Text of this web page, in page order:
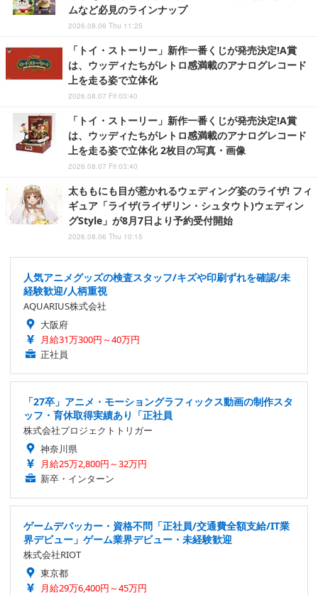
ムなど必見のラインナップ
2026.08.06 Thu 11:25
「トイ・ストーリー」新作一番くじが発売決定!A賞
は、ウッディたちがレトロ感満載のアナログレコード
上を走る姿で立体化
2026.08.07 Fri 03:40
「トイ・ストーリー」新作一番くじが発売決定!A賞
は、ウッディたちがレトロ感満載のアナログレコード
上を走る姿で立体化 2枚目の写真・画像
2026.08.07 Fri 03:40
太ももにも目が惹かれるウェディング姿のライザ! フィ
ギュア「ライザ(ライザリン・シュタウト)ウェディン
グStyle」が8月7日より予約受付開始
2026.08.06 Thu 10:15
人気アニメグッズの検査スタッフ/キズや印刷ずれを確認/未
経験歓迎/人柄重視
AQUARIUS株式会社
大阪府
月給31万300円～40万円
正社員
「27卒」アニメ・モーショングラフィックス動画の制作スタ
ッフ・育休取得実績あり「正社員
株式会社プロジェクトトリガー
神奈川県
月給25万2,800円～32万円
新卒・インターン
ゲームデバッカー・資格不問「正社員/交通費全額支給/IT業
界デビュー」ゲーム業界デビュー・未経験歓迎
株式会社RIOT
東京都
月給29万6,400円～45万円